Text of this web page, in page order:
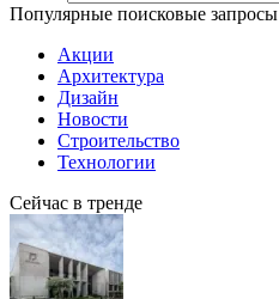
Популярные поисковые запросы
Акции
Архитектура
Дизайн
Новости
Строительство
Технологии
Сейчас в тренде